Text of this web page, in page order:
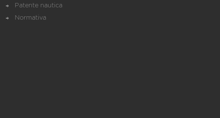
Patente nautica
Normativa